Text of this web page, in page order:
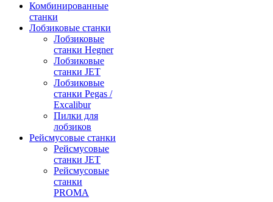
Комбинированные
станки
Лобзиковые станки
Лобзиковые
станки Hegner
Лобзиковые
станки JET
Лобзиковые
станки Pegas /
Excalibur
Пилки для
лобзиков
Рейсмусовые станки
Рейсмусовые
станки JET
Рейсмусовые
станки
PROMA